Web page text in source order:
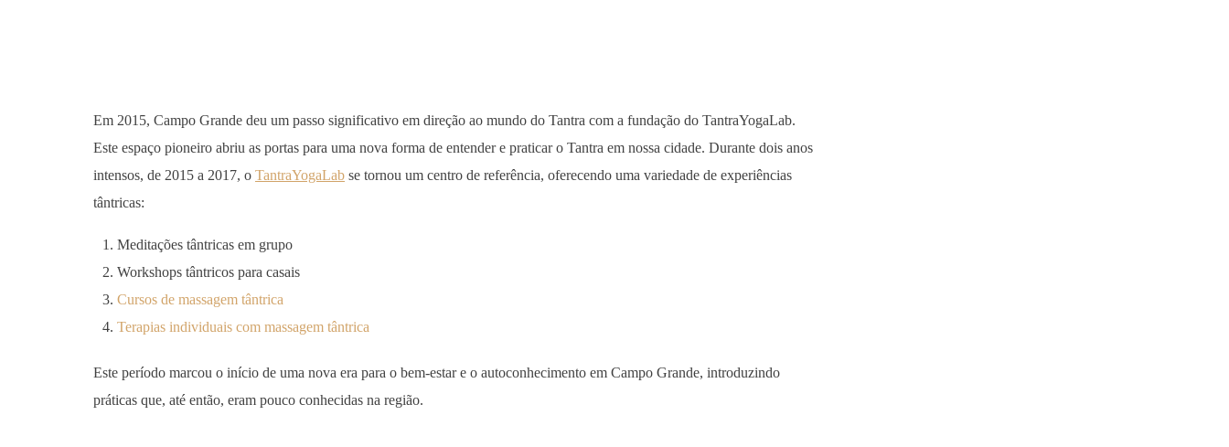
Em 2015, Campo Grande deu um passo significativo em direção ao mundo do Tantra com a fundação do TantraYogaLab.
Este espaço pioneiro abriu as portas para uma nova forma de entender e praticar o Tantra em nossa cidade. Durante dois anos
intensos, de 2015 a 2017, o TantraYogaLab se tornou um centro de referência, oferecendo uma variedade de experiências
tântricas:
Meditações tântricas em grupo
Workshops tântricos para casais
Cursos de massagem tântrica
Terapias individuais com massagem tântrica
Este período marcou o início de uma nova era para o bem-estar e o autoconhecimento em Campo Grande, introduzindo
práticas que, até então, eram pouco conhecidas na região.